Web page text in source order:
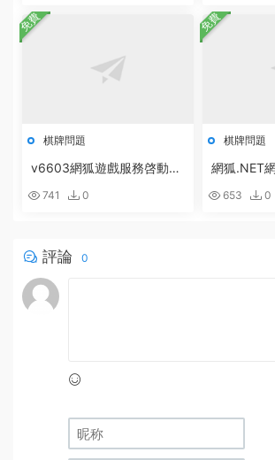
棋牌問題
v6603網狐遊戲服務啓動配
741 0
免費
棋牌問題
網狐.NET
653 0
免費
評論 0